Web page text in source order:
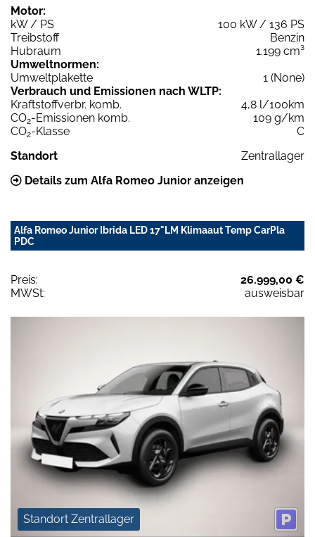
Motor:
kW / PS
100 kW / 136 PS
Treibstoff
Benzin
Hubraum
1.199 cm³
Umweltnormen:
Umweltplakette
1 (None)
Verbrauch und Emissionen nach WLTP:
Kraftstoffverbr. komb.
4,8 l/100km
CO2-Emissionen komb.
109 g/km
CO2-Klasse
C
Standort
Zentrallager
Details zum Alfa Romeo Junior anzeigen
Alfa Romeo Junior Ibrida LED 17"LM Klimaaut Temp CarPla
PDC
Preis:
26.999,00 €
MWSt:
ausweisbar
Standort Zentrallager